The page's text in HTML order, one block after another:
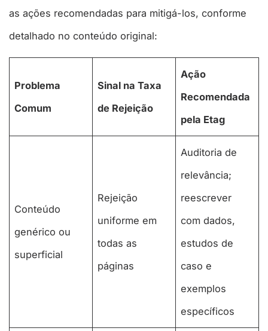
as ações recomendadas para mitigá-los, conforme
detalhado no conteúdo original:
Problema
Comum
Sinal na Taxa
de Rejeição
Ação
Recomendada
pela Etag
Conteúdo
genérico ou
superficial
Rejeição
uniforme em
todas as
páginas
Auditoria de
relevância;
reescrever
com dados,
estudos de
caso e
exemplos
específicos